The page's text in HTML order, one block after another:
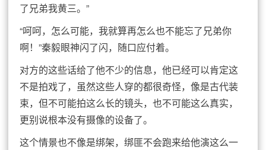
了兄弟我黄三。”
“呵呵，怎么可能，我就算再怎么也不能忘了兄弟你
啊！”秦毅眼神闪了闪，随口应付着。
对方的这些话给了他不少的信息，他已经可以肯定这
不是拍戏了，虽然这些人穿的都很奇怪，像是古代装
束，但不可能拍这么长的镜头，也不可能这么真实，
更别说根本没有摄像的设备了。
这个情景也不像是绑架，绑匪不会跑来给他演这么一